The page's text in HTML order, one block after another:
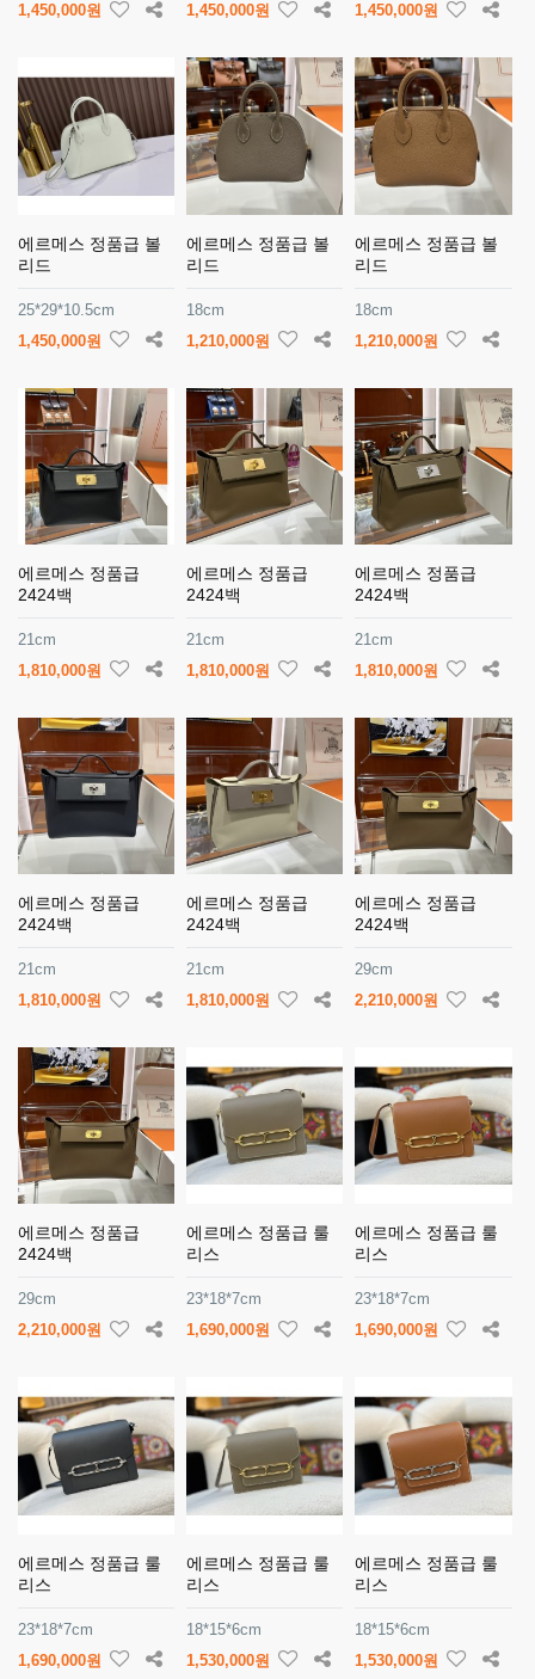
1,450,000원
1,450,000원
1,450,000원
에르메스 정품급 볼
리드
25*29*10.5cm
1,450,000원
에르메스 정품급 볼
리드
18cm
1,210,000원
에르메스 정품급 볼
리드
18cm
1,210,000원
에르메스 정품급
2424백
21cm
1,810,000원
에르메스 정품급
2424백
21cm
1,810,000원
에르메스 정품급
2424백
21cm
1,810,000원
에르메스 정품급
2424백
21cm
1,810,000원
에르메스 정품급
2424백
21cm
1,810,000원
에르메스 정품급
2424백
29cm
2,210,000원
에르메스 정품급
2424백
29cm
2,210,000원
에르메스 정품급 룰
리스
23*18*7cm
1,690,000원
에르메스 정품급 룰
리스
23*18*7cm
1,690,000원
에르메스 정품급 룰
리스
23*18*7cm
1,690,000원
에르메스 정품급 룰
리스
18*15*6cm
1,530,000원
에르메스 정품급 룰
리스
18*15*6cm
1,530,000원